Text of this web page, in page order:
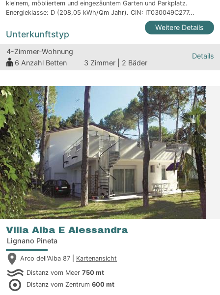
kleinem, möbliertem und eingezäuntem Garten und Parkplatz.
Energieklasse: D (208,05 kWh/Qm Jahr). CIN: IT030049C277...
Weitere Details
Unterkunftstyp
4-Zimmer-Wohnung
6 Anzahl Betten 3 Zimmer | 2 Bäder
Details
Villa Alba E Alessandra
Lignano Pineta
Arco dell'Alba 87 | Kartenansicht
Distanz vom Meer 750 mt
Distanz vom Zentrum 600 mt